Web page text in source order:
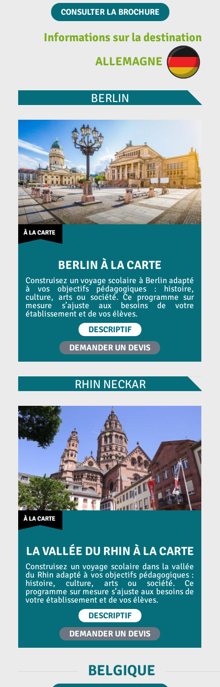
CONSULTER LA BROCHURE
Informations sur la destination
ALLEMAGNE
BERLIN
BERLIN À LA CARTE
Construisez un voyage scolaire à Berlin adapté
à vos objectifs pédagogiques : histoire,
culture, arts ou société. Ce programme sur
mesure s’ajuste aux besoins de votre
établissement et de vos élèves.
DESCRIPTIF
DEMANDER UN DEVIS
RHIN NECKAR
LA VALLÉE DU RHIN À LA CARTE
Construisez un voyage scolaire dans la vallée
du Rhin adapté à vos objectifs pédagogiques :
histoire, culture, arts ou société. Ce
programme sur mesure s’ajuste aux besoins de
votre établissement et de vos élèves.
DESCRIPTIF
DEMANDER UN DEVIS
BELGIQUE